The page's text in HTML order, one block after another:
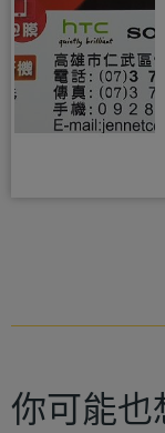
你可能也